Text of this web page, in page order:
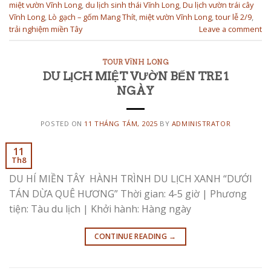
miệt vườn Vĩnh Long, du lịch sinh thái Vĩnh Long,Du lịch vườn trái cây
Vĩnh Long,Lò gạch – gốm Mang Thít,miệt vườn Vĩnh Long,tour lễ 2/9,
trải nghiệm miền Tây
Leave a comment
TOUR VĨNH LONG
DU LỊCH MIỆT VƯỜN BẾN TRE 1
NGÀY
POSTED ON 11 THÁNG TÁM, 2025 BY ADMINISTRATOR
11
Th8
DU HÍ MIỀN TÂY HÀNH TRÌNH DU LỊCH XANH “DƯỚI
TÁN DỪA QUÊ HƯƠNG” Thời gian: 4-5 giờ | Phương
tiện: Tàu du lịch | Khởi hành: Hàng ngày
CONTINUE READING →